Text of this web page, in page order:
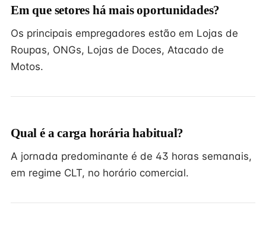
Em que setores há mais oportunidades?
Os principais empregadores estão em Lojas de
Roupas, ONGs, Lojas de Doces, Atacado de
Motos.
Qual é a carga horária habitual?
A jornada predominante é de 43 horas semanais,
em regime CLT, no horário comercial.